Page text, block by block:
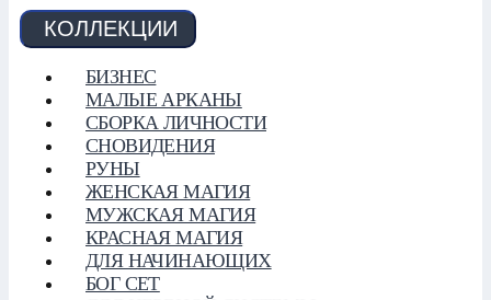
КОЛЛЕКЦИИ
БИЗНЕС
МАЛЫЕ АРКАНЫ
СБОРКА ЛИЧНОСТИ
СНОВИДЕНИЯ
РУНЫ
ЖЕНСКАЯ МАГИЯ
МУЖСКАЯ МАГИЯ
КРАСНАЯ МАГИЯ
ДЛЯ НАЧИНАЮЩИХ
БОГ СЕТ